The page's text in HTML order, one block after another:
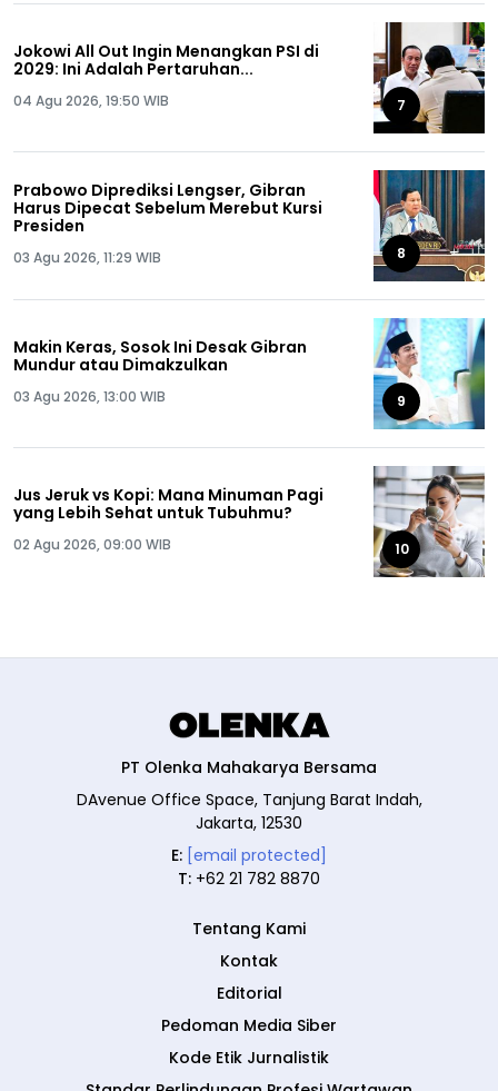
Jokowi All Out Ingin Menangkan PSI di
2029: Ini Adalah Pertaruhan...
04 Agu 2026, 19:50 WIB 7
Prabowo Diprediksi Lengser, Gibran
Harus Dipecat Sebelum Merebut Kursi
Presiden
03 Agu 2026, 11:29 WIB 8
Makin Keras, Sosok Ini Desak Gibran
Mundur atau Dimakzulkan
03 Agu 2026, 13:00 WIB 9
Jus Jeruk vs Kopi: Mana Minuman Pagi
yang Lebih Sehat untuk Tubuhmu?
02 Agu 2026, 09:00 WIB 10
PT Olenka Mahakarya Bersama
DAvenue Office Space, Tanjung Barat Indah,
Jakarta, 12530
E: [email protected]
T: +62 21 782 8870
Tentang Kami
Kontak
Editorial
Pedoman Media Siber
Kode Etik Jurnalistik